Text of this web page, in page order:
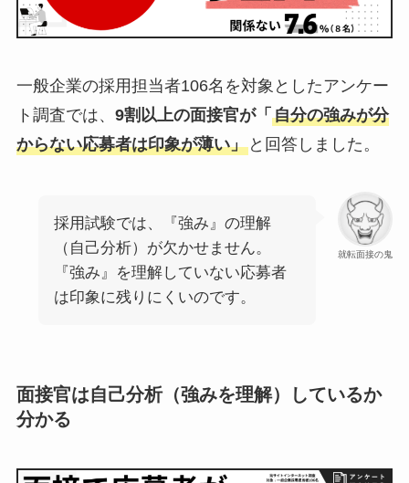
一般企業の採用担当者106名を対象としたアンケー
ト調査では、 9割以上の面接官が「 自分の強みが分
からない応募者は印象が薄い」と回答しました。
就転面接の鬼
採用試験では、『強み』の理解
（自己分析）が欠かせません。
『強み』を理解していない応募者
は印象に残りにくいのです。
面接官は自己分析（強みを理解）しているか
分かる